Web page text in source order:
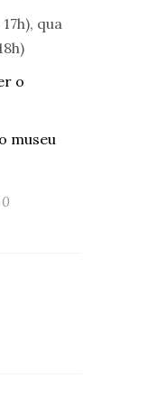
qua
o
museu
0